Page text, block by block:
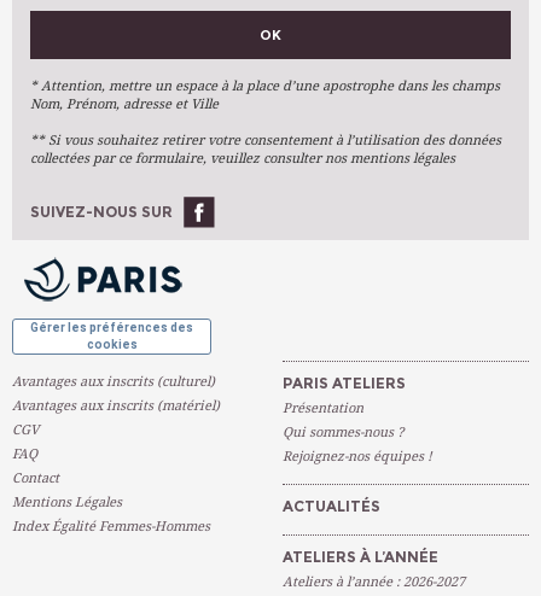
VOS PRÉFÉRENCES
Arts Plastiques
Arts Du Texte
Arts Numériques
Ateliers À L'année
OK
* Attention, mettre un espace à la place d’une apostrophe dans les champs
Nom, Prénom, adresse et Ville
** Si vous souhaitez retirer votre consentement à l’utilisation des données
collectées par ce formulaire, veuillez consulter nos mentions légales
SUIVEZ-NOUS SUR
Gérer les préférences des
cookies
Avantages aux inscrits (culturel)
Avantages aux inscrits (matériel)
CGV
FAQ
Contact
Mentions Légales
Index Égalité Femmes-Hommes
PARIS ATELIERS
Présentation
Qui sommes-nous ?
Rejoignez-nos équipes !
ACTUALITÉS
ATELIERS À L’ANNÉE
Ateliers à l’année : 2026-2027